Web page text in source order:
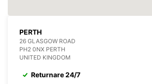
PERTH
26 GLASGOW ROAD
PH2 0NX PERTH
UNITED KINGDOM
Returnare 24/7